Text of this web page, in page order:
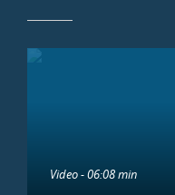
Video - 06:08 min